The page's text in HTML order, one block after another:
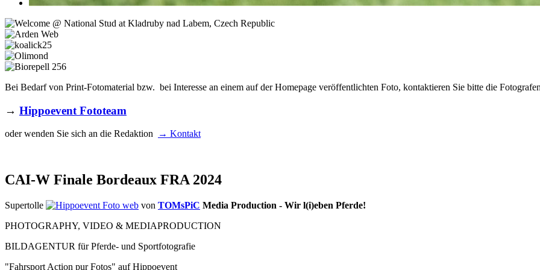
Bei Bedarf von Print-Fotomaterial bzw. bei Interesse an einem auf der Homepage veröffentlichten Foto, kontaktieren Sie bitte die
→ Hippoevent Fototeam
oder wenden Sie sich an die Redaktion → Kontakt
CAI-W Finale Bordeaux FRA 2024
Supertolle von TOMsPiC Media Production - Wir l(i)eben Pferde!
PHOTOGRAPHY, VIDEO & MEDIAPRODUCTION
BILDAGENTUR für Pferde- und Sportfotografie
"Fahrsport Action pur Fotos" auf Hippoevent